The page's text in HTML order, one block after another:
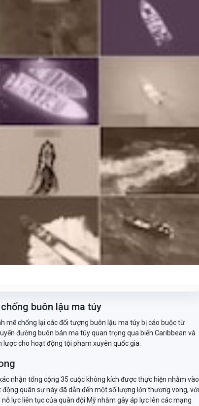
buôn lậu ma túy
mẽ chống lại các đối tượng buôn lậu ma túy bị cáo buộc từ
đường buôn bán ma túy quan trọng qua biển Caribbean và
cho hoạt động tội phạm xuyên quốc gia.
nhận tổng cộng 35 cuộc không kích được thực hiện nhằm vào
quân sự này đã dẫn đến một số lượng lớn thương vong, với
lực liên tục của quân đội Mỹ nhằm gây áp lực lên các mạng